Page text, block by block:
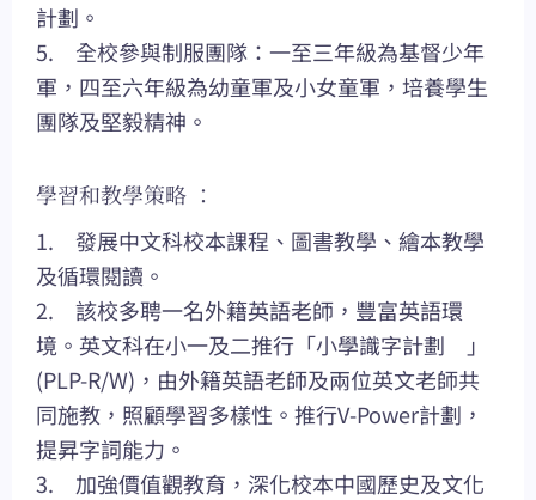
計劃。
5. 全校參與制服團隊：一至三年級為基督少年
軍，四至六年級為幼童軍及小女童軍，培養學生
團隊及堅毅精神。
學習和教學策略 ：
1. 發展中文科校本課程、圖書教學、繪本教學
及循環閱讀。
2. 該校多聘一名外籍英語老師，豐富英語環
境。英文科在小一及二推行「小學識字計劃 」
(PLP-R/W)，由外籍英語老師及兩位英文老師共
同施教，照顧學習多樣性。推行V-Power計劃，
提昇字詞能力。
3. 加強價值觀教育，深化校本中國歷史及文化